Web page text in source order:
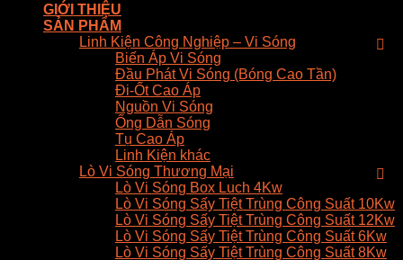
GIỚI THIỆU
SẢN PHẨM
Linh Kiện Công Nghiệp – Vi Sóng
Biến Áp Vi Sóng
Đầu Phát Vi Sóng (Bóng Cao Tần)
Đi-Ốt Cao Áp
Nguồn Vi Sóng
Ống Dẫn Sóng
Tụ Cao Áp
Linh Kiện khác
Lò Vi Sóng Thương Mại
Lò Vi Sóng Box Luch 4Kw
Lò Vi Sóng Sấy Tiệt Trùng Công Suất 10Kw
Lò Vi Sóng Sấy Tiệt Trùng Công Suất 12Kw
Lò Vi Sóng Sấy Tiệt Trùng Công Suất 6Kw
Lò Vi Sóng Sấy Tiệt Trùng Công Suất 8Kw